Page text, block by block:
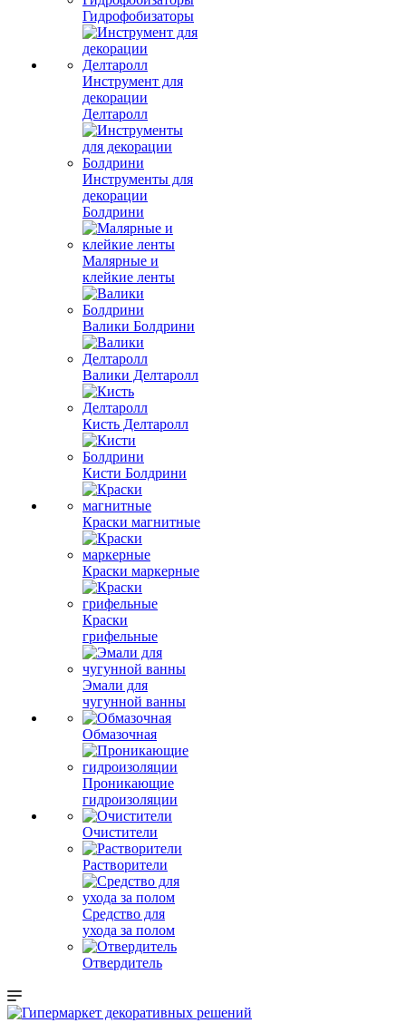
Гидрофобизаторы
Инструмент для
декорации
Делтаролл
Инструменты для
декорации
Болдрини
Малярные и
клейкие ленты
Валики Болдрини
Валики Делтаролл
Кисть Делтаролл
Кисти Болдрини
Краски магнитные
Краски маркерные
Краски
грифельные
Эмали для
чугунной ванны
Обмазочная
Проникающие
гидроизоляции
Очистители
Растворители
Средство для
ухода за полом
Отвердитель